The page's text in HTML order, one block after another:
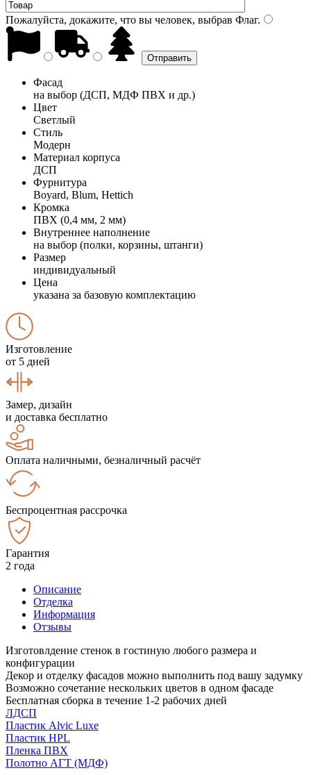
Пожалуйста, докажите, что вы человек, выбрав Флаг.
Фасад
на выбор (ДСП, МДФ ПВХ и др.)
Цвет
Светлый
Стиль
Модерн
Материал корпуса
ДСП
Фурнитура
Boyard, Blum, Hettich
Кромка
ПВХ (0,4 мм, 2 мм)
Внутреннее наполнение
на выбор (полки, корзины, штанги)
Размер
индивидуальный
Цена
указана за базовую комплектацию
Изготовление
от 5 дней
Замер, дизайн
и доставка бесплатно
Оплата наличными, безналичный расчёт
Беспроцентная рассрочка
Гарантия
2 года
Описание
Отделка
Информация
Отзывы
Изготовлдение стенок в гостиную любого размера и
конфигурации
Декор и отделку фасадов можно выполнить под вашу задумку
Возможно сочетание нескольких цветов в одном фасаде
Бесплатная сборка в течение 1-2 рабочих дней
ЛДСП
Пластик Alvic Luxe
Пластик HPL
Пленка ПВХ
Полотно АГТ (МДФ)